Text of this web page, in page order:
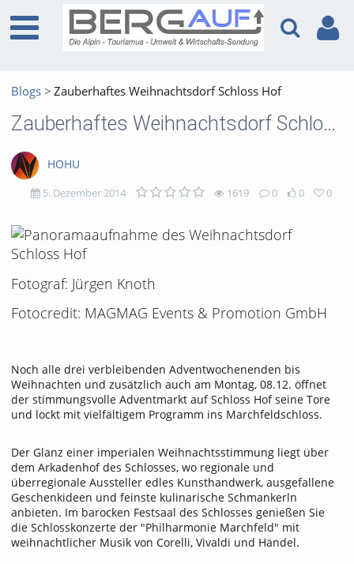
Blogs Zauberhaftes Weihnachtsdorf Schloss Hof
Zauberhaftes Weihnachtsdorf Schloss Hof
HOHU
5. Dezember 2014 1619
1619
views
0
Kommentare
0
likes
0
favorites
Fotograf: Jürgen Knoth
Fotocredit: MAGMAG Events & Promotion GmbH
Noch alle drei verbleibenden Adventwochenenden bis
Weihnachten und zusätzlich auch am Montag, 08.12. öffnet
der stimmungsvolle Adventmarkt auf Schloss Hof seine Tore
und lockt mit vielfältigem Programm ins Marchfeldschloss.
Der Glanz einer imperialen Weihnachtsstimmung liegt über
dem Arkadenhof des Schlosses, wo regionale und
überregionale Aussteller edles Kunsthandwerk, ausgefallene
Geschenkideen und feinste kulinarische Schmankerln
anbieten. Im barocken Festsaal des Schlosses genießen Sie
die Schlosskonzerte der "Philharmonie Marchfeld" mit
weihnachtlicher Musik von Corelli, Vivaldi und Händel.